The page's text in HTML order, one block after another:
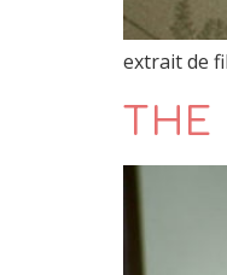
extrait de
THE